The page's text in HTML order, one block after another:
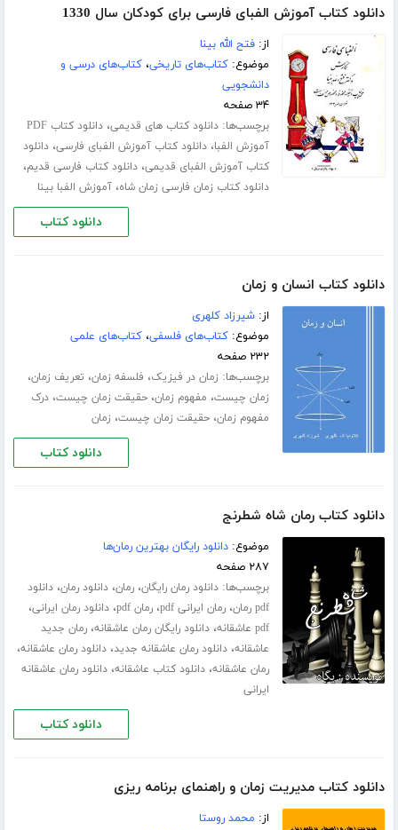
دانلود کتاب آموزش الفبای فارسی برای کودکان سال 1330
از:فتح الله بینا
موضوع:کتاب‌های تاریخی،کتاب‌های درسی و
دانشجویی
۳۴ صفحه
برچسب‌ها:دانلود کتاب های قدیمی،
دانلود کتاب PDF
آموزش الفبا،دانلود کتاب آموزش الفبای فارسی،دانلود
کتاب آموزش الفبای قدیمی،دانلود کتاب فارسی قدیم،
دانلود کتاب زمان فارسی زمان شاه،آموزش الفبا بینا
دانلود کتاب
دانلود کتاب انسان و زمان
از:شیرزاد کلهری
موضوع:کتاب‌های فلسفی،کتاب‌های علمی
۲۳۲ صفحه
برچسب‌ها: زمان در فیزیک، فلسفه زمان، تعریف زمان،
زمان چیست، مفهوم زمان،حقیقت زمان چیست،درک
مفهوم زمان،حقیقت زمان چیست، زمان
دانلود کتاب
دانلود کتاب رمان شاه شطرنج
موضوع:دانلود رایگان بهترین رمان‌ها
۲۸۷ صفحه
برچسب‌ها:دانلود رمان رایگان،رمان،دانلود رمان،دانلود
pdf رمان
،رمان ایرانی pdf ،رمان pdf ،دانلود رمان ایرانی،
pdf عاشقانه ،دانلود رایگان رمان عاشقانه،رمان جدید
عاشقانه،دانلود رمان عاشقانه جدید،دانلود رمان عاشقانه،
رمان عاشقانه،دانلود کتاب عاشقانه،دانلود رمان عاشقانه
ایرانی
دانلود کتاب
دانلود کتاب مدیریت زمان و راهنمای برنامه ریزی
از: محمد روستا